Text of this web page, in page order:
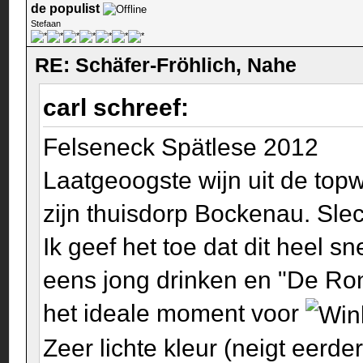
de populist
Stefaan
RE: Schäfer-Fröhlich, Nahe
carl schreef:
Felseneck Spätlese 2012
Laatgeoogste wijn uit de
zijn thuisdorp Bockenau.
Ik geef het toe dat dit heel
eens jong drinken en "De
het ideale moment voor
Zeer lichte kleur (neigt